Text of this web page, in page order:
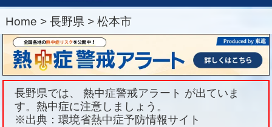
Home > 長野県 > 松本市
長野県では、 熱中症警戒アラート が出ていま
す。熱中症に注意しましょう。
※出典：環境省熱中症予防情報サイト